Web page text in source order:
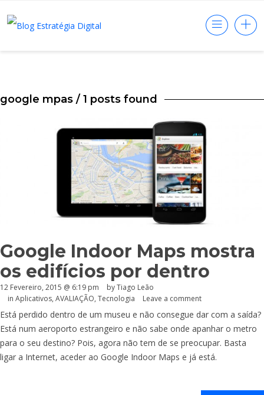
google mpas / 1 posts found
Google Indoor Maps mostra
os edifícios por dentro
12 Fevereiro, 2015 @ 6:19 pm
by Tiago Leão
in Aplicativos, AVALIAÇÃO, Tecnologia Leave a comment
Está perdido dentro de um museu e não consegue dar com a saída?
Está num aeroporto estrangeiro e não sabe onde apanhar o metro
para o seu destino? Pois, agora não tem de se preocupar. Basta
ligar a Internet, aceder ao Google Indoor Maps e já está.